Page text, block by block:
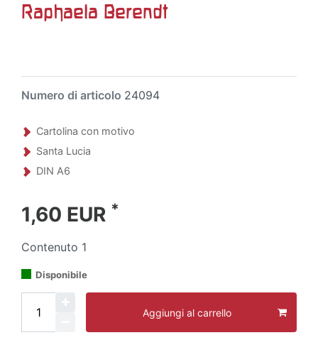
Raphaela Berendt
Numero di articolo 24094
Cartolina con motivo
Santa Lucia
DIN A6
1,60 EUR *
Contenuto 1
Disponibile
Aggiungi al carrello